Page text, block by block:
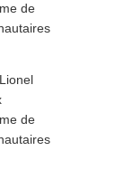
de
de